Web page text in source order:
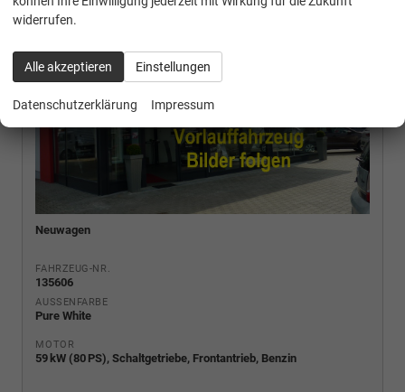
Neuwagen
FAHRZEUG-NR.
135606
AUSSENFARBE
Pure White
MOTOR
59 kW (80 PS), Schaltgetriebe, Frontantrieb, Benzin
widerrufen.
Alle akzeptieren Einstellungen
Datenschutzerklärung Impressum